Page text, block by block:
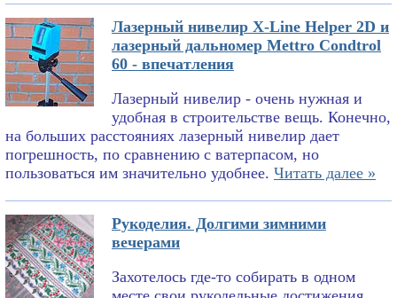
Лазерный нивелир X-Line Helper 2D и
лазерный дальномер Mettro Condtrol
60 - впечатления
Лазерный нивелир - очень нужная и
удобная в строительстве вещь. Конечно,
на больших расстояниях лазерный нивелир дает
погрешность, по сравнению с ватерпасом, но
пользоваться им значительно удобнее. Читать далее »
Рукоделия. Долгими зимними
вечерами
Захотелось где-то собирать в одном